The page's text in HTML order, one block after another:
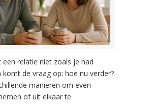
relatie niet zoals je had
komt de vraag op: hoe nu verder?
manieren om even
of uit elkaar te